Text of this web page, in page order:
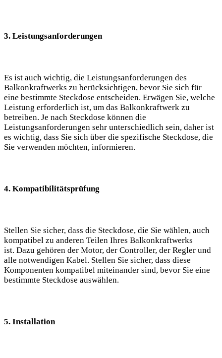
3. Leistungsanforderungen
Es ist auch wichtig, die Leistungsanforderungen des
Balkonkraftwerks zu berücksichtigen, bevor Sie sich für
eine bestimmte Steckdose entscheiden. Erwägen Sie, welche
Leistung erforderlich ist, um das Balkonkraftwerk zu
betreiben. Je nach Steckdose können die
Leistungsanforderungen sehr unterschiedlich sein, daher ist
es wichtig, dass Sie sich über die spezifische Steckdose, die
Sie verwenden möchten, informieren.
4. Kompatibilitätsprüfung
Stellen Sie sicher, dass die Steckdose, die Sie wählen, auch
kompatibel zu anderen Teilen Ihres Balkonkraftwerks
ist. Dazu gehören der Motor, der Controller, der Regler und
alle notwendigen Kabel. Stellen Sie sicher, dass diese
Komponenten kompatibel miteinander sind, bevor Sie eine
bestimmte Steckdose auswählen.
5. Installation